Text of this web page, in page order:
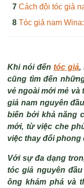
Cách đội tóc giả
Tóc giả nam
Khi nói đến tóc giả,
cũng tìm đến
vẻ ngoài mới mẻ và
giả nam nguyên
biến bởi khả năng
mới, từ việc che
việc thay đổi phong
Với sự đa dạng
tóc giả nguyên
ông khám phá và